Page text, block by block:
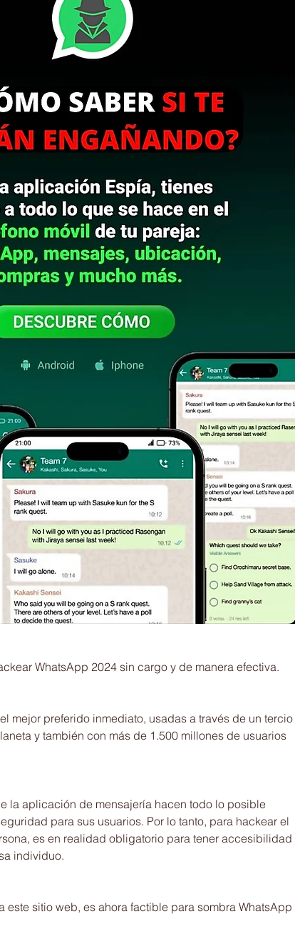
WhatsApp 2024 sin cargo y de manera efectiva.
mejor preferido inmediato, usadas a través de un tercio
y también con más de 1.500 millones de usuarios
la aplicación de mensajería hacen todo lo posible
para sus usuarios. Por lo tanto, para hackear el
es en realidad obligatorio para tener accesibilidad
individuo.
este sitio web, es ahora factible para sombra WhatsApp